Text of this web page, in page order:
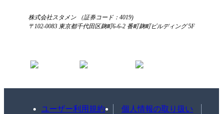
株式会社スタメン （証券コード：4019)
〒102-0083 東京都千代田区麹町6-6-2 番町麹町ビルディング 5F
ユーザー利用規約
個人情報の取り扱い